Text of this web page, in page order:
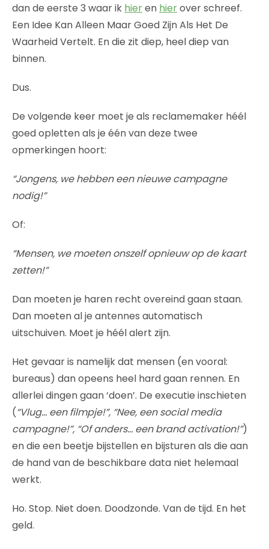
dan de eerste 3 waar ik hieren hierover schreef.
Een Idee Kan Alleen Maar Goed Zijn Als Het De
Waarheid Vertelt. En die zit diep, heel diep van
binnen.
Dus.
De volgende keer moet je als reclamemaker héél
goed opletten als je één van deze twee
opmerkingen hoort:
“Jongens, we hebben een nieuwe campagne
nodig!”
Of:
“Mensen, we moeten onszelf opnieuw op de kaart
zetten!”
Dan moeten je haren recht overeind gaan staan.
Dan moeten al je antennes automatisch
uitschuiven. Moet je héél alert zijn.
Het gevaar is namelijk dat mensen (en vooral:
bureaus) dan opeens heel hard gaan rennen. En
allerlei dingen gaan ‘doen’. De executie inschieten
(“Vlug… een filmpje!”, “Nee, een social media
campagne!”, “Of anders… een brand activation!”)
en die een beetje bijstellen en bijsturen als die aan
de hand van de beschikbare data niet helemaal
werkt.
Ho. Stop. Niet doen. Doodzonde. Van de tijd. En het
geld.